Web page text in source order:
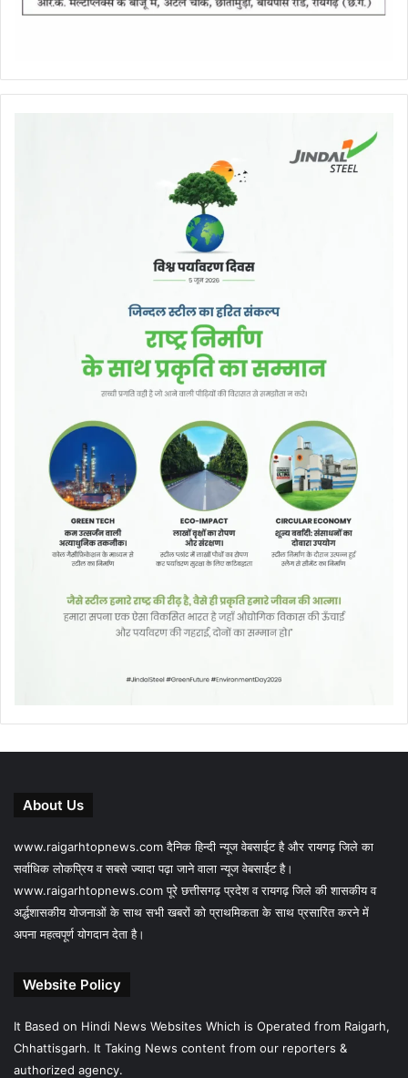
About Us
www.raigarhtopnews.com दैनिक हिन्दी न्यूज वेबसाईट है और रायगढ़ जिले का
सर्वाधिक लोकप्रिय व सबसे ज्यादा पढ़ा जाने वाला न्यूज वेबसाईट है।
www.raigarhtopnews.com पूरे छत्तीसगढ़ प्रदेश व रायगढ़ जिले की शासकीय व
अर्द्धशासकीय योजनाओं के साथ सभी खबरों को प्राथमिकता के साथ प्रसारित करने में
अपना महत्वपूर्ण योगदान देता है।
Website Policy
It Based on Hindi News Websites Which is Operated from Raigarh,
Chhattisgarh. It Taking News content from our reporters &
authorized agency.